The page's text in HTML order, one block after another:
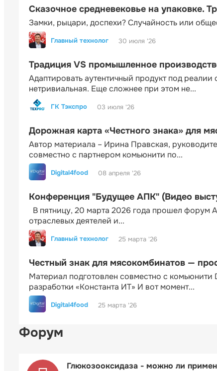
Сказочное средневековье на упаковке.
Замки, рыцари, доспехи? Случайность или
Главный технолог 30 июля '26
Традиция VS промышленное
Адаптировать аутентичный продукт под
нетривиальная. Еще сложнее при этом не...
ГК Тэкспро 03 июля '26
Дорожная карта «Честного знака» для
Автор материала – Ирина Правская,
совместно с партнером комьюнити по...
Digital4food 08 апреля '26
Конференция "Будущее АПК" (Видео
В пятницу, 20 марта 2026 года прошел форум
отраслевых деятелей и...
Главный технолог 25 марта '26
Честный знак для мясокомбинатов —
Материал подготовлен совместно с
разработки «Константа ИТ» И вот момент...
Digital4food 25 марта '26
Форум
Глюкозооксидаза - можно ли